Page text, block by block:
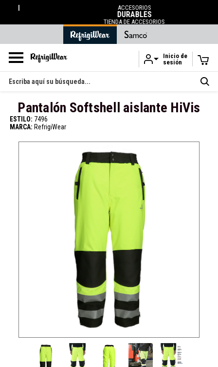
Ir al contenido principal
ACCESORIOS
DURABLES
TIENDA DE ACCESORIOS
Inicio de
sesión
Buscar
en
Pantalón Softshell aislante HiVis
ESTILO: 7496
MARCA: RefrigiWear